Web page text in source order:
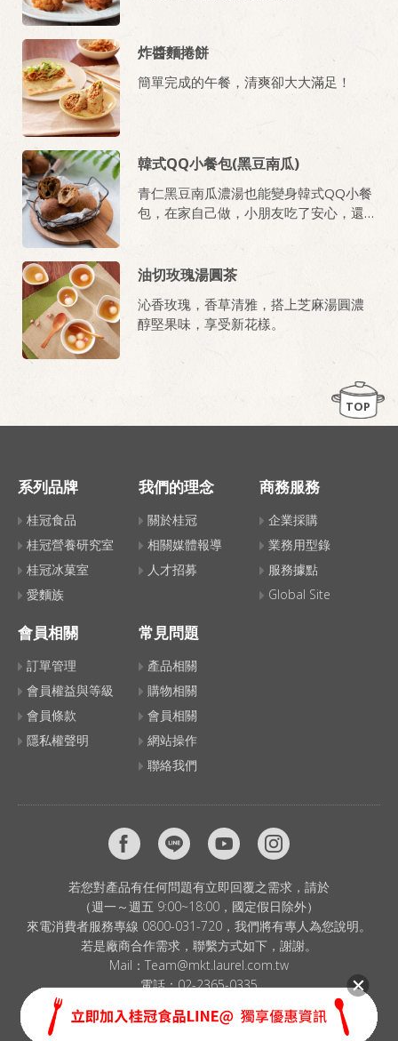
炸醬麵捲餅
簡單完成的午餐，清爽卻大大滿足！
韓式QQ小餐包(黑豆南瓜)
青仁黑豆南瓜濃湯也能變身韓式QQ小餐
包，在家自己做，小朋友吃了安心，還
油切玫瑰湯圓茶
沁香玫瑰，香草清雅，搭上芝麻湯圓濃
醇堅果味，享受新花樣。
TOP
系列品牌
桂冠食品
桂冠營養研究室
桂冠冰菓室
愛麵族
我們的理念
關於桂冠
相關媒體報導
人才招募
商務服務
企業採購
業務用型錄
服務據點
Global Site
會員相關
訂單管理
會員權益與等級
會員條款
隱私權聲明
常見問題
產品相關
購物相關
會員相關
網站操作
聯絡我們
若您對產品有任何問題有立即回覆之需求，請於
（週一～週五 9:00~18:00，國定假日除外）
來電消費者服務專線 0800-031-720，我們將有專人為您說明。
若是廠商合作需求，聯繫方式如下，謝謝。
Mail： Team@mkt.laurel.com.tw
電話：02-2365-0335
© 2024 LAUREL CORP. All Rights Reserved.